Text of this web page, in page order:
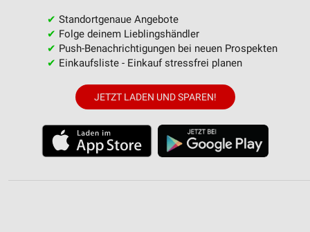
✔ Standortgenaue Angebote
✔ Folge deinem Lieblingshändler
✔ Push-Benachrichtigungen bei neuen Prospekten
✔ Einkaufsliste - Einkauf stressfrei planen
JETZT LADEN UND SPAREN!